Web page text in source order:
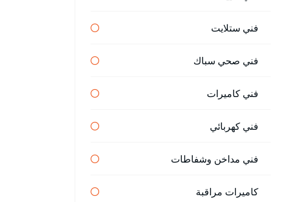
فني ستلايت
فني صحي سباك
فني كاميرات
فني كهربائي
فني مداخن وشفاطات
كاميرات مراقبة